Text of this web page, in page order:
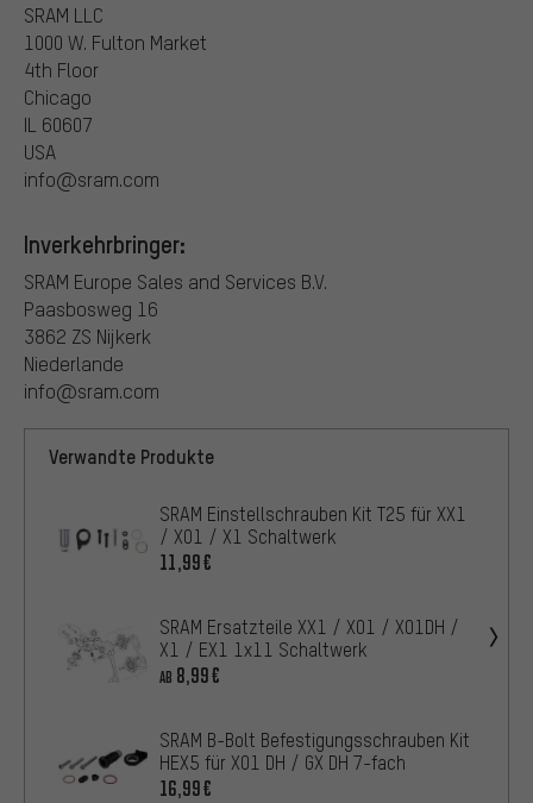
SRAM LLC
1000 W. Fulton Market
4th Floor
Chicago
IL 60607
USA
info@sram.com
Inverkehrbringer:
SRAM Europe Sales and Services B.V.
Paasbosweg 16
3862 ZS Nijkerk
Niederlande
info@sram.com
Verwandte Produkte
SRAM Einstellschrauben Kit T25 für XX1
/ X01 / X1 Schaltwerk
11,99€
SRAM Ersatzteile XX1 / X01 / X01DH /
X1 / EX1 1x11 Schaltwerk
AB 8,99€
SRAM B-Bolt Befestigungsschrauben Kit
HEX5 für X01 DH / GX DH 7-fach
16,99€